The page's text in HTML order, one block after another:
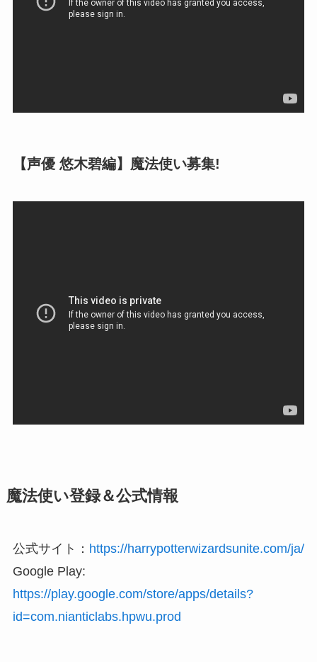
【声優 悠木碧編】魔法使い募集!
魔法使い登録＆公式情報
公式サイト： https://harrypotterwizardsunite.com/ja/
Google Play:
https://play.google.com/store/apps/details?
id=com.nianticlabs.hpwu.prod